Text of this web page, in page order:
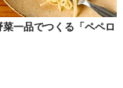
段は“食べ専”の後
が長引き、午後か
菜一品でつくる「ペペロ